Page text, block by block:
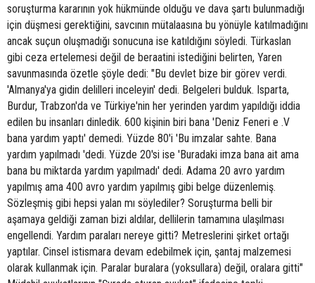
soruşturma kararının yok hükmünde olduğu ve dava şartı bulunmadığı
için düşmesi gerektiğini, savcının mütalaasına bu yönüyle katılmadığını
ancak suçun oluşmadığı sonucuna ise katıldığını söyledi. Türkaslan
gibi ceza ertelemesi değil de beraatini istediğini belirten, Yaren
savunmasında özetle şöyle dedi: "Bu devlet bize bir görev verdi.
'Almanya'ya gidin delilleri inceleyin' dedi. Belgeleri bulduk. Isparta,
Burdur, Trabzon'da ve Türkiye'nin her yerinden yardım yapıldığı iddia
edilen bu insanları dinledik. 600 kişinin biri bana 'Deniz Feneri e .V
bana yardım yaptı' demedi. Yüzde 80'i 'Bu imzalar sahte. Bana
yardım yapılmadı 'dedi. Yüzde 20'si ise 'Buradaki imza bana ait ama
bana bu miktarda yardım yapılmadı' dedi. Adama 20 avro yardım
yapılmış ama 400 avro yardım yapılmış gibi belge düzenlemiş.
Sözleşmiş gibi hepsi yalan mı söylediler? Soruşturma belli bir
aşamaya geldiği zaman bizi aldılar, dellilerin tamamına ulaşılması
engellendi. Yardım paraları nereye gitti? Metreslerini şirket ortağı
yaptılar. Cinsel istismara devam edebilmek için, şantaj malzemesi
olarak kullanmak için. Paralar buralara (yoksullara) değil, oralara gitti"